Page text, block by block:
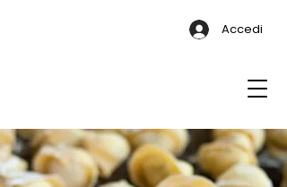
Accedi